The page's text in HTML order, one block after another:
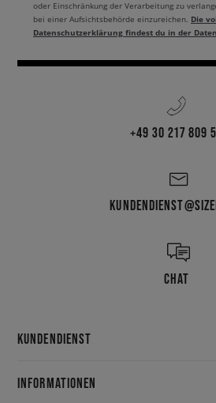
oder Einschränkung der Verarbeitung zu
bei einer Aufsichtsbehörde einzureichen. Die
Datenschutzerklärung findest du in der
+49 30 217 809
CHAT
KUNDENDIENST
INFORMATIONEN